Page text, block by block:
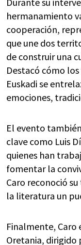
hermanamiento
cooperación,
que une dos
de construir una
Destacó cómo
Euskadi se
emociones,
El evento
clave como Luis
quienes han
fomentar la
Caro reconoció
la literatura un
Finalmente,
Oretania, dirigido